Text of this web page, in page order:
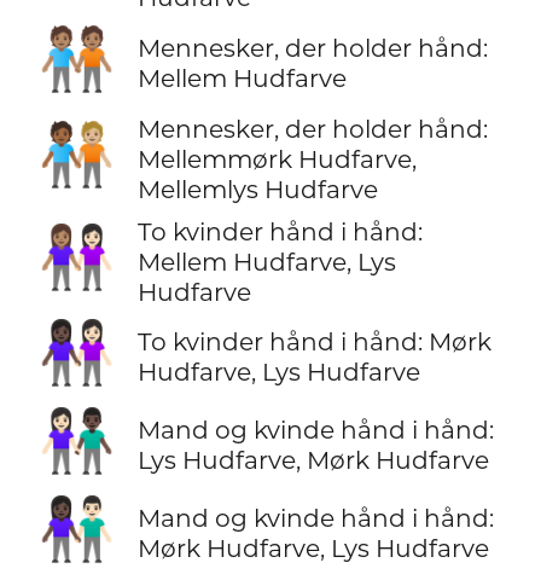
🧑🏽‍🤝‍🧑🏽
Mennesker, der holder hånd:
Mellem Hudfarve
🧑🏾‍🤝‍🧑🏼
Mennesker, der holder hånd:
Mellemmørk Hudfarve,
Mellemlys Hudfarve
👩🏽‍🤝‍👩🏻
To kvinder hånd i hånd:
Mellem Hudfarve, Lys
Hudfarve
👩🏿‍🤝‍👩🏻
To kvinder hånd i hånd: Mørk
Hudfarve, Lys Hudfarve
👩🏻‍🤝‍👨🏿
Mand og kvinde hånd i hånd:
Lys Hudfarve, Mørk Hudfarve
👩🏿‍🤝‍👨🏻
Mand og kvinde hånd i hånd:
Mørk Hudfarve, Lys Hudfarve